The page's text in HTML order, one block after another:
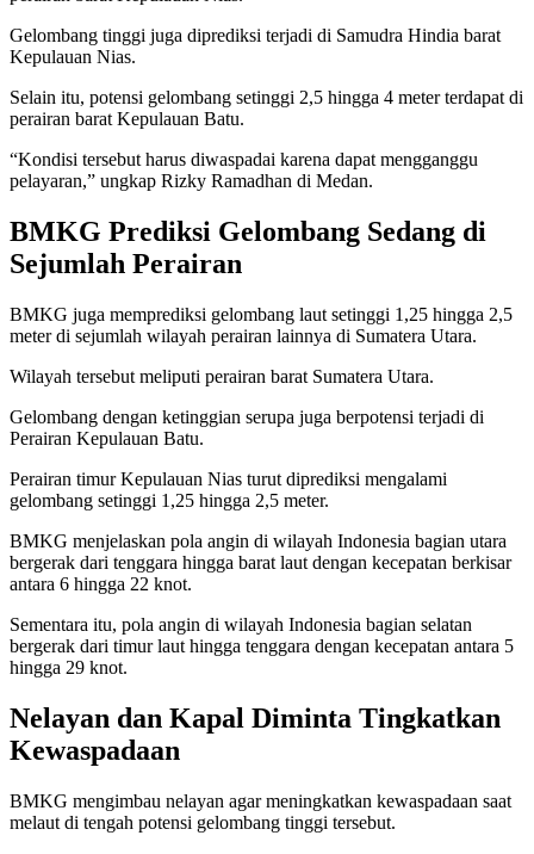
Gelombang tinggi juga diprediksi terjadi di Samudra Hindia barat
Kepulauan Nias.
Selain itu, potensi gelombang setinggi 2,5 hingga 4 meter terdapat di
perairan barat Kepulauan Batu.
“Kondisi tersebut harus diwaspadai karena dapat mengganggu
pelayaran,” ungkap Rizky Ramadhan di Medan.
BMKG Prediksi Gelombang Sedang di
Sejumlah Perairan
BMKG juga memprediksi gelombang laut setinggi 1,25 hingga 2,5
meter di sejumlah wilayah perairan lainnya di Sumatera Utara.
Wilayah tersebut meliputi perairan barat Sumatera Utara.
Gelombang dengan ketinggian serupa juga berpotensi terjadi di
Perairan Kepulauan Batu.
Perairan timur Kepulauan Nias turut diprediksi mengalami
gelombang setinggi 1,25 hingga 2,5 meter.
BMKG menjelaskan pola angin di wilayah Indonesia bagian utara
bergerak dari tenggara hingga barat laut dengan kecepatan berkisar
antara 6 hingga 22 knot.
Sementara itu, pola angin di wilayah Indonesia bagian selatan
bergerak dari timur laut hingga tenggara dengan kecepatan antara 5
hingga 29 knot.
Nelayan dan Kapal Diminta Tingkatkan
Kewaspadaan
BMKG mengimbau nelayan agar meningkatkan kewaspadaan saat
melaut di tengah potensi gelombang tinggi tersebut.